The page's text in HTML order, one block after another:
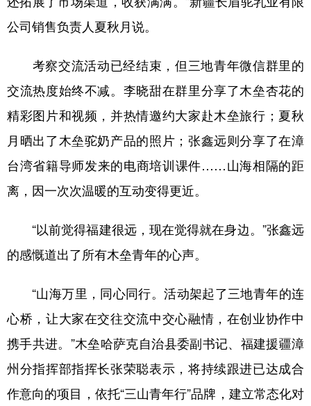
公司销售负责人夏秋月说。
考察交流活动已经结束，但三地青年微信群里的
交流热度始终不减。李晓甜在群里分享了木垒杏花的
精彩图片和视频，并热情邀约大家赴木垒旅行；夏秋
月晒出了木垒驼奶产品的照片；张鑫远则分享了在漳
台湾省籍导师发来的电商培训课件……山海相隔的距
离，因一次次温暖的互动变得更近。
“以前觉得福建很远，现在觉得就在身边。”张鑫远
的感慨道出了所有木垒青年的心声。
“山海万里，同心同行。活动架起了三地青年的连
心桥，让大家在交往交流中交心融情，在创业协作中
携手共进。”木垒哈萨克自治县委副书记、福建援疆漳
州分指挥部指挥长张荣聪表示，将持续跟进已达成合
作意向的项目，依托“三山青年行”品牌，建立常态化对